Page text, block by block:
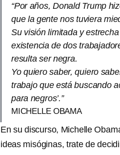
“Por años, Donald Trump
que la gente nos tuviera
Su visión limitada y
existencia de dos
resulta ser negra.
Yo quiero saber, quiero
trabajo que está buscando
para negros’.”
MICHELLE OBAMA
En su discurso, Michelle
ideas misóginas, trate de